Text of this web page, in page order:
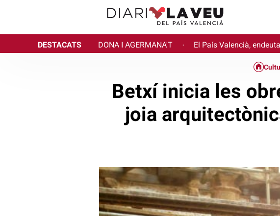
DESTACATS DONA I AGERMANA'T · El País Valencià,
Betxí inicia les
joia